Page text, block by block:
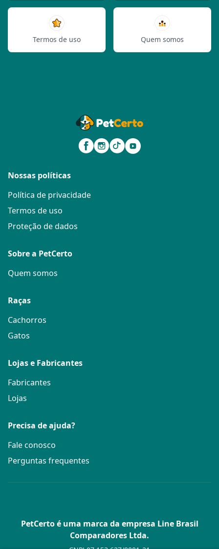
Termos de uso Quem somos
Nossas políticas
Política de privacidade
Termos de uso
Proteção de dados
Sobre a PetCerto
Quem somos
Raças
Cachorros
Gatos
Lojas e Fabricantes
Fabricantes
Lojas
Precisa de ajuda?
Fale conosco
Perguntas frequentes
PetCerto é uma marca da empresa Line Brasil
Comparadores Ltda.